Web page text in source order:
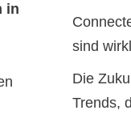
in
sind
Die
Trends,